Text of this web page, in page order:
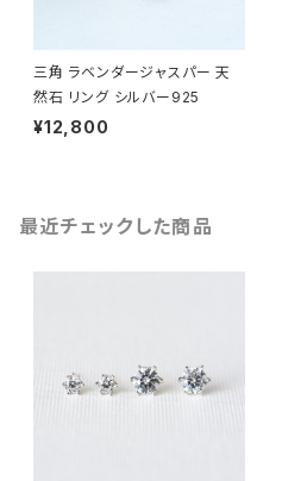
三角 ラベンダージャスパー 天
然石 リング シルバー925
¥12,800
最近チェックした商品